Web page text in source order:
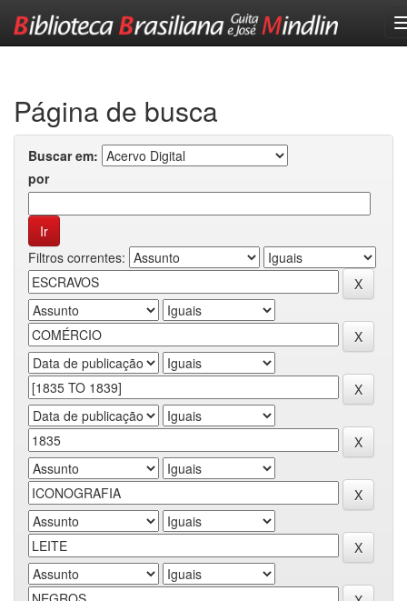
Página de busca
Buscar em:
por
Filtros correntes: